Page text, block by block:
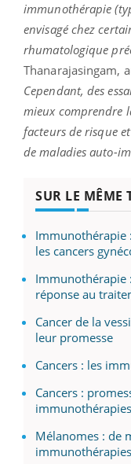
immunothérapie
envisagé chez
rhumatologique
Thanarajasingam,
Cependant, des
mieux comprendre
facteurs de risque
de maladies auto-
SUR LE MÊME
Immunothérapie
les cancers
Immunothérapie
réponse au
Cancer de la
leur promesse
Cancers : les
Cancers :
immunothérapies
Mélanomes : de
immunothérapies